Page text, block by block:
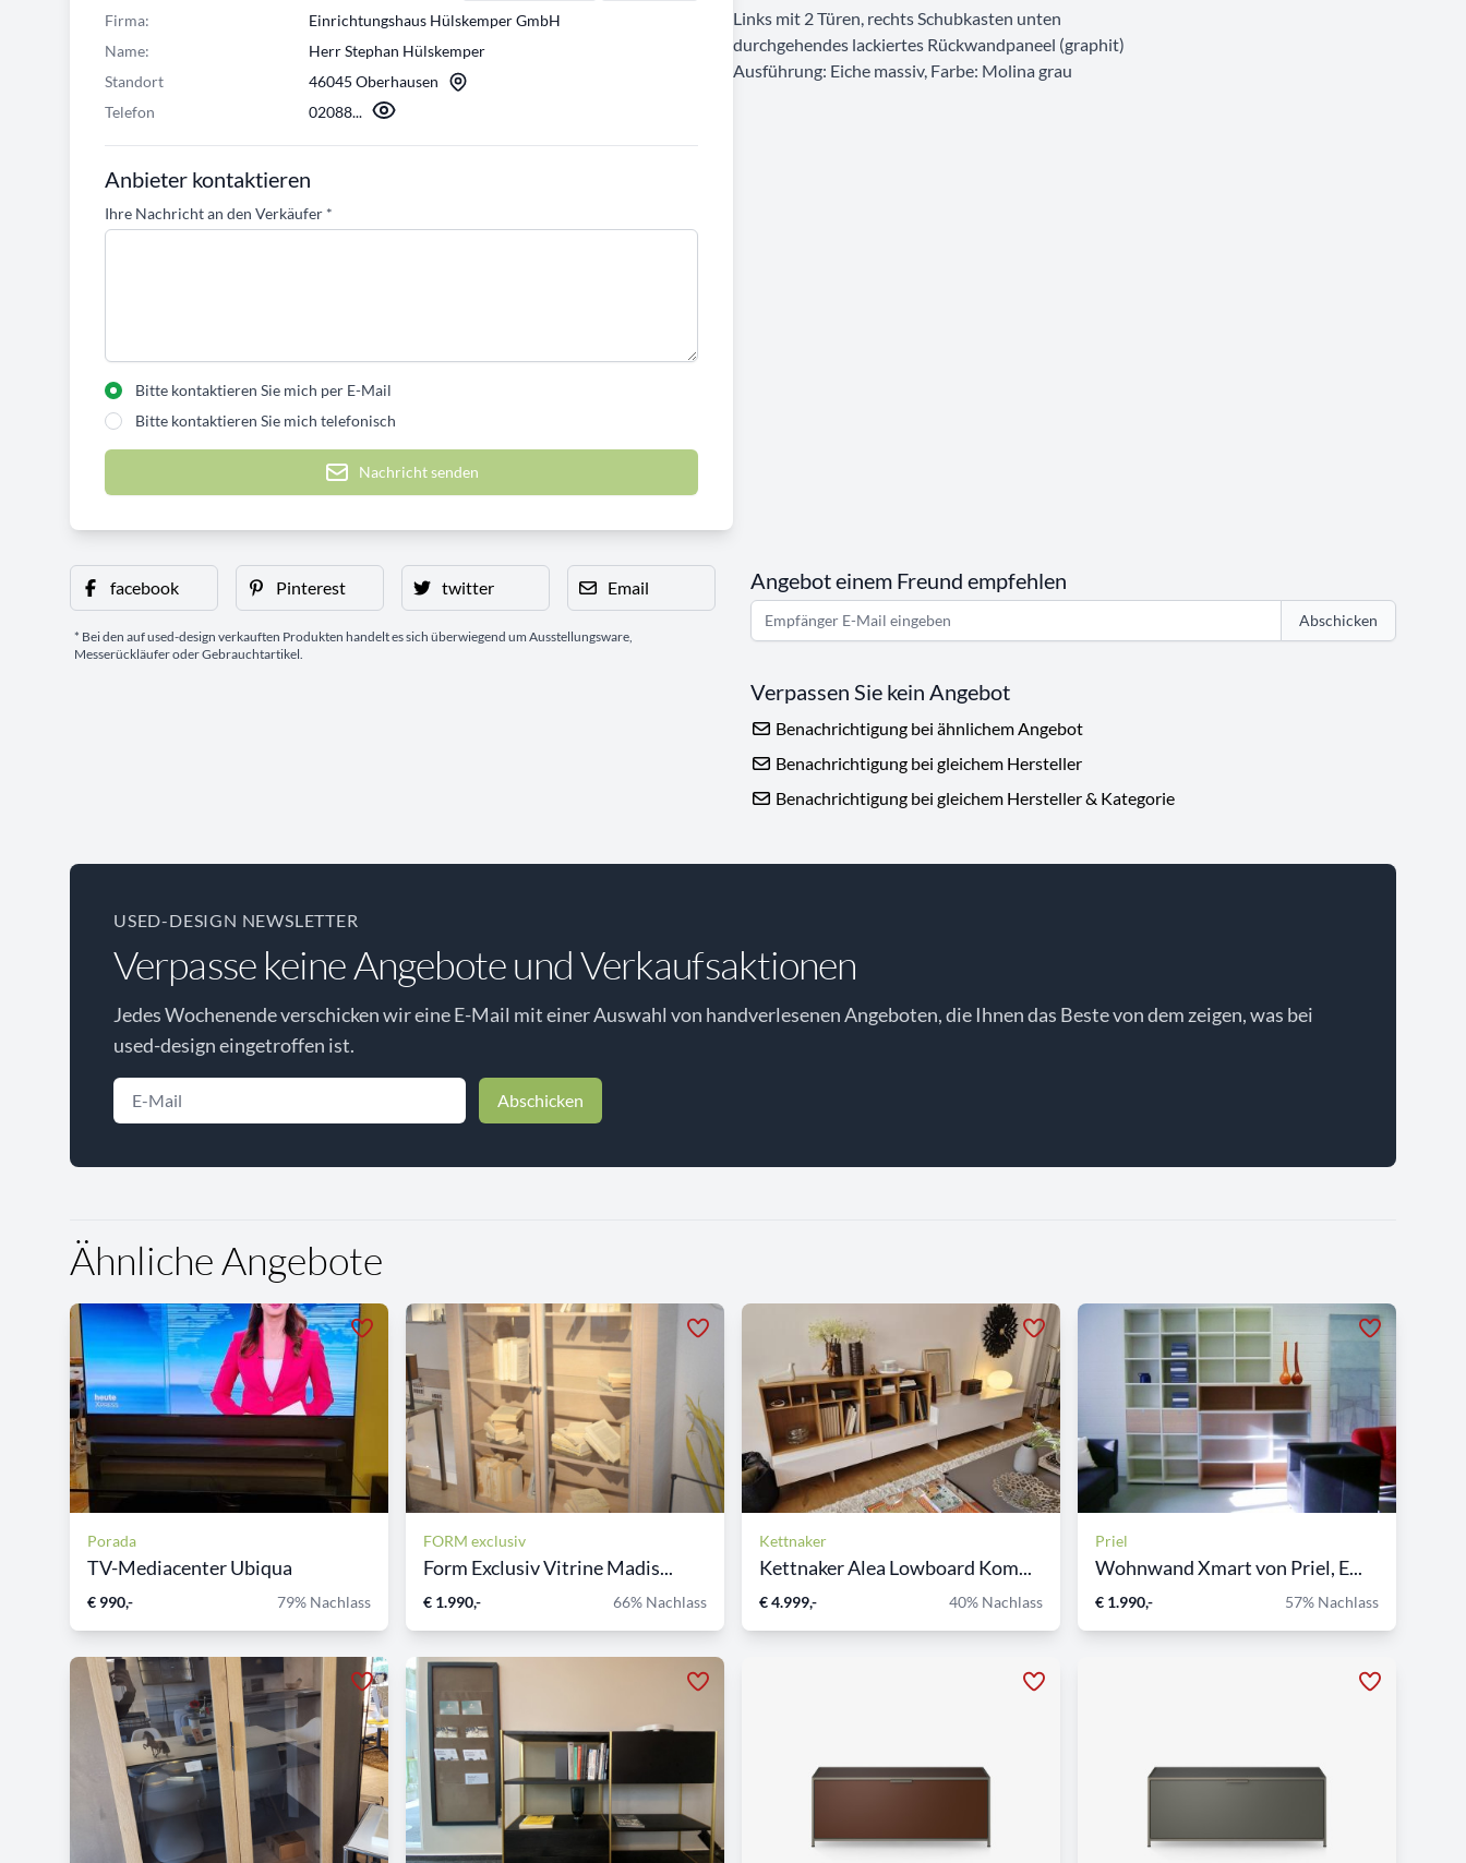
Firma:
Einrichtungshaus Hülskemper GmbH
Name:
Herr Stephan Hülskemper
Standort
46045 Oberhausen
Telefon
02088...
Anbieter kontaktieren
Ihre Nachricht an den Verkäufer *
Bitte kontaktieren Sie mich per E-Mail
Bitte kontaktieren Sie mich telefonisch
Nachricht senden
Links mit 2 Türen, rechts Schubkasten unten
durchgehendes lackiertes Rückwandpaneel (graphit)
Ausführung: Eiche massiv, Farbe: Molina grau
facebook Pinterest twitter Email
* Bei den auf used-design verkauften Produkten handelt es sich überwiegend um Ausstellungsware,
Messerückläufer oder Gebrauchtartikel.
Angebot einem Freund empfehlen
Abschicken
Verpassen Sie kein Angebot
Benachrichtigung bei ähnlichem Angebot
Benachrichtigung bei gleichem Hersteller
Benachrichtigung bei gleichem Hersteller & Kategorie
USED-DESIGN NEWSLETTER
Verpasse keine Angebote und Verkaufsaktionen
Jedes Wochenende verschicken wir eine E-Mail mit einer Auswahl von handverlesenen Angeboten, die Ihnen das Beste von dem zeigen, was bei
used-design eingetroffen ist.
Abschicken
Ähnliche Angebote
Porada
TV-Mediacenter Ubiqua
€ 990,- 79% Nachlass
FORM exclusiv
Form Exclusiv Vitrine Madis...
€ 1.990,- 66% Nachlass
Kettnaker
Kettnaker Alea Lowboard Kom...
€ 4.999,- 40% Nachlass
Priel
Wohnwand Xmart von Priel, E...
€ 1.990,- 57% Nachlass